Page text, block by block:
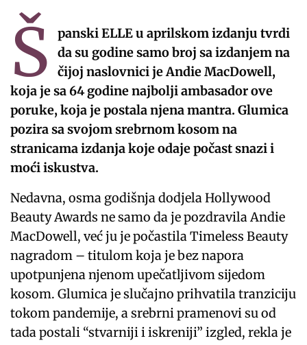
Š
panski ELLE u aprilskom izdanju tvrdi
da su godine samo broj sa izdanjem na
čijoj naslovnici je Andie MacDowell,
koja je sa 64 godine najbolji ambasador ove
poruke, koja je postala njena mantra. Glumica
pozira sa svojom srebrnom kosom na
stranicama izdanja koje odaje počast snazi ​​i
moći iskustva.
Nedavna, osma godišnja dodjela Hollywood
Beauty Awards ne samo da je pozdravila Andie
MacDowell, već ju je počastila Timeless Beauty
nagradom – titulom koja je bez napora
upotpunjena njenom upečatljivom sijedom
kosom. Glumica je slučajno prihvatila tranziciju
tokom pandemije, a srebrni pramenovi su od
tada postali “stvarniji i iskreniji” izgled, rekla je